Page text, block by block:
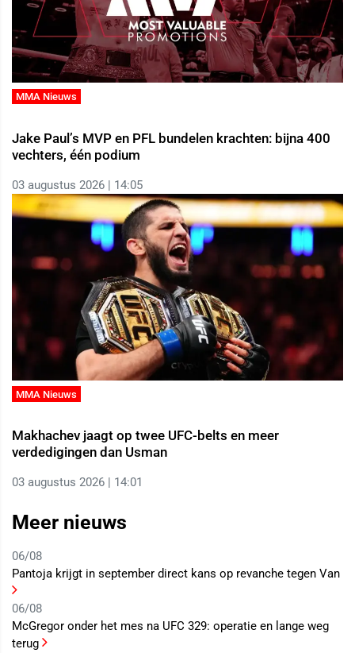
MMA Nieuws
Jake Paul’s MVP en PFL bundelen krachten: bijna 400
vechters, één podium
03 augustus 2026 | 14:05
MMA Nieuws
Makhachev jaagt op twee UFC-belts en meer
verdedigingen dan Usman
03 augustus 2026 | 14:01
Meer nieuws
06/08
Pantoja krijgt in september direct kans op revanche tegen Van
06/08
McGregor onder het mes na UFC 329: operatie en lange weg
terug